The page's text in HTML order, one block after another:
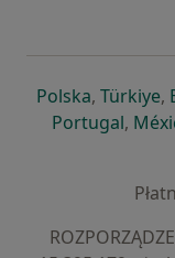
Polskaotwiera
, Türkiye,
Portugal,